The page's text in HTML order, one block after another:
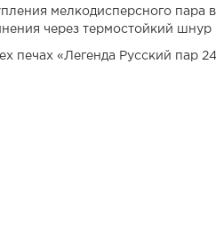
мелкодисперсного
через термостойкий
печах «Легенда Русский пар